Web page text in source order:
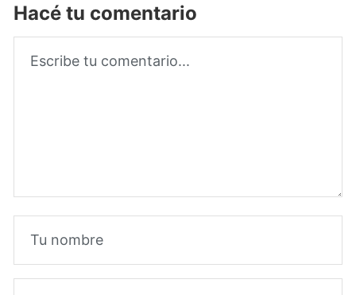
Hacé tu comentario